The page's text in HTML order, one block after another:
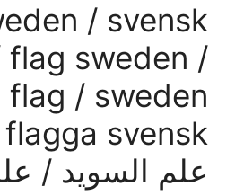
/ svensk
sweden /
flag / sweden
علم السويد /